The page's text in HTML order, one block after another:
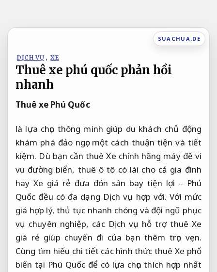
nội
SUACHUA.DE
DỊCH VỤ , XE
Thuê xe phú quốc phản hồi
nhanh
Thuê xe Phú Quốc
là lựa chọn thông minh giúp du khách chủ động
khám phá đảo ngọc một cách thuận tiện và tiết
kiệm. Dù bạn cần thuê Xe chính hãng máy để vi
vu đường biển, thuê ô tô có lái cho cả gia đình
hay Xe giá rẻ đưa đón sân bay tiện lợi – Phú
Quốc đều có đa dạng Dịch vụ hợp với. Với mức
giá hợp lý, thủ tục nhanh chóng và đội ngũ phục
vụ chuyên nghiệp, các Dịch vụ hỗ trợ thuê Xe
giá rẻ giúp chuyến đi của bạn thêm trọn vẹn.
Cùng tìm hiểu chi tiết các hình thức thuê Xe phổ
biến tại Phú Quốc để có lựa chọn thích hợp nhất